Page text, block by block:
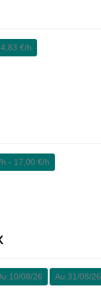
€/h
- 17,00 €/h
10/08/26 Au:31/08/26